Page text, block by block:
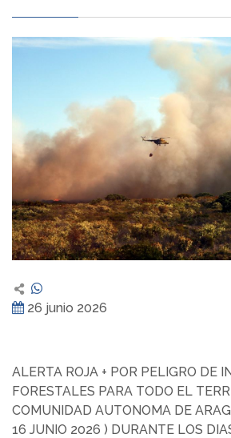
26 junio 2026
ALERTA ROJA + POR PELIGRO DE
FORESTALES PARA TODO EL
COMUNIDAD AUTONOMA DE
16 JUNIO 2026 ) DURANTE LOS